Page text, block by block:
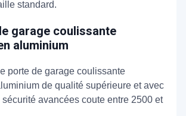
standard.
garage coulissante
aluminium
porte de garage coulissante
de qualité supérieure et avec
avancées coute entre 2500 et